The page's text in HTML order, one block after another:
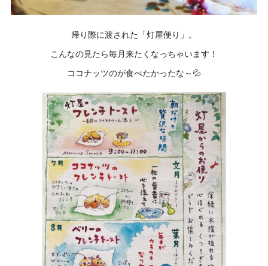
帰り際に渡された「灯屋便り」。
こんなの見たら毎月来たくなっちゃいます！
ココナッツのが食べたかったな～💦